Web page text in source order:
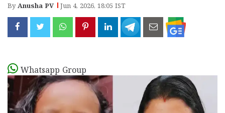
ByAnusha PV Jun 4, 2026, 18:05 IST
Whatsapp Group